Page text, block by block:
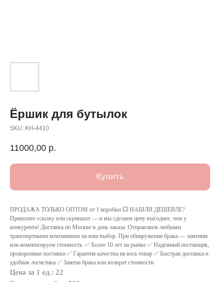
Ёршик для бутылок
SKU: KH-4410
11000,00 р.
Купить
ПРОДАЖА ТОЛЬКО ОПТОМ от 1 коробки 💥 НАШЛИ ДЕШЕВЛЕ?
Пришлите ссылку или скриншот — и мы сделаем цену выгоднее, чем у
конкурента! Доставка по Москве в день заказа. Отправляем любыми
транспортными компаниями на ваш выбор. При обнаружении брака — заменим
или компенсируем стоимость. ✅ Более 10 лет на рынке ✅ Надёжный поставщик,
проверенные поставки ✅ Гарантия качества на весь товар ✅ Быстрая доставка и
удобная логистика ✅ Замена брака или возврат стоимости
Цена за 1 ед.: 22